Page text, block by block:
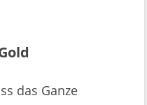
das Ganze